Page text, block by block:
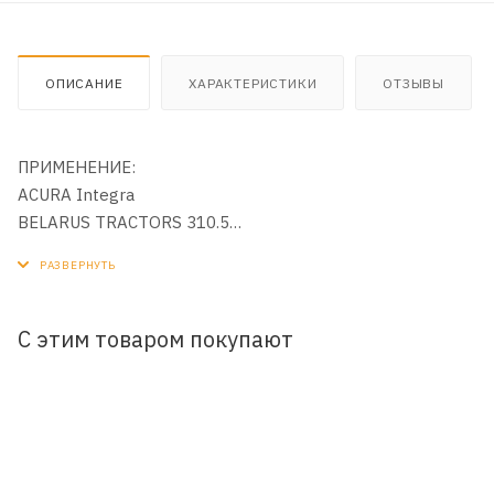
ОПИСАНИЕ ХАРАКТЕРИСТИКИ ОТЗЫВЫ
ПРИМЕНЕНИЕ:
ACURA Integra
BELARUS TRACTORS 310.5
CASE CONSTRUCTION
С этим товаром покупают